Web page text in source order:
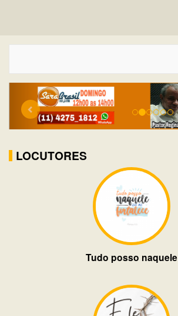
Previous
LOCUTORES
Tudo posso naquele